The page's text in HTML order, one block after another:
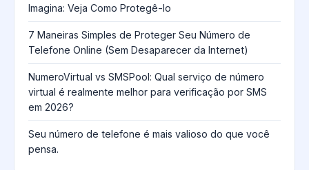
Imagina: Veja Como Protegê-lo
7 Maneiras Simples de Proteger Seu Número de
Telefone Online (Sem Desaparecer da Internet)
NumeroVirtual vs SMSPool: Qual serviço de número
virtual é realmente melhor para verificação por SMS
em 2026?
Seu número de telefone é mais valioso do que você
pensa.